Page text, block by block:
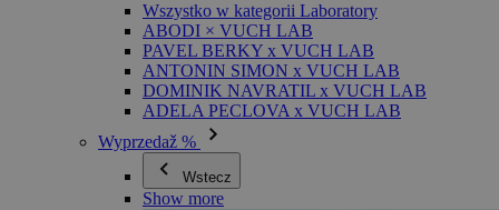
Wszystko w kategorii Laboratory
ABODI × VUCH LAB
PAVEL BERKY x VUCH LAB
ANTONIN SIMON x VUCH LAB
DOMINIK NAVRATIL x VUCH LAB
ADELA PECLOVA x VUCH LAB
Wyprzedaž %
Wstecz
Show more